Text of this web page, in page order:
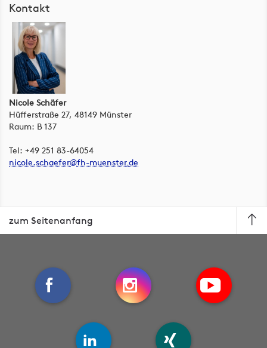
Kontakt
Nicole Schäfer
Hüfferstraße 27, 48149 Münster
Raum: B 137
Tel: +49 251 83-64054
nicole.schaefer
fh-muensterde
zum Seitenanfang